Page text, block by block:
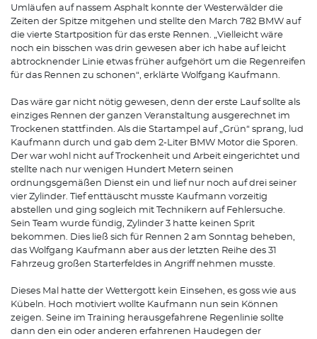
Umläufen auf nassem Asphalt konnte der Westerwälder die
Zeiten der Spitze mitgehen und stellte den March 782 BMW auf
die vierte Startposition für das erste Rennen. „Vielleicht wäre
noch ein bisschen was drin gewesen aber ich habe auf leicht
abtrocknender Linie etwas früher aufgehört um die Regenreifen
für das Rennen zu schonen“, erklärte Wolfgang Kaufmann.
Das wäre gar nicht nötig gewesen, denn der erste Lauf sollte als
einziges Rennen der ganzen Veranstaltung ausgerechnet im
Trockenen stattfinden. Als die Startampel auf „Grün“ sprang, lud
Kaufmann durch und gab dem 2-Liter BMW Motor die Sporen.
Der war wohl nicht auf Trockenheit und Arbeit eingerichtet und
stellte nach nur wenigen Hundert Metern seinen
ordnungsgemäßen Dienst ein und lief nur noch auf drei seiner
vier Zylinder. Tief enttäuscht musste Kaufmann vorzeitig
abstellen und ging sogleich mit Technikern auf Fehlersuche.
Sein Team wurde fündig, Zylinder 3 hatte keinen Sprit
bekommen. Dies ließ sich für Rennen 2 am Sonntag beheben,
das Wolfgang Kaufmann aber aus der letzten Reihe des 31
Fahrzeug großen Starterfeldes in Angriff nehmen musste.
Dieses Mal hatte der Wettergott kein Einsehen, es goss wie aus
Kübeln. Hoch motiviert wollte Kaufmann nun sein Können
zeigen. Seine im Training herausgefahrene Regenlinie sollte
dann den ein oder anderen erfahrenen Haudegen der